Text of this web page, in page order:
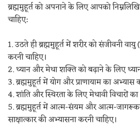
ब्रह्ममुहूर्त को अपनाने के लिए आपको
चाहिए:
1. उठते ही ब्रह्ममुहूर्त में शरीर को संजीवनी वायु
करनी चाहिए।
2. ध्यान और मेधा शक्ति को बढ़ाने के लिए ध्यान
3. ब्रह्ममुहूर्त में योग और प्राणायाम का अभ्यास
4. शांति और स्थिरता के लिए मेधावी विचारों
5. ब्रह्ममुहूर्त में आत्म-संयम और आत्म-
साक्षात्कार की अभ्यासना करनी चाहिए।